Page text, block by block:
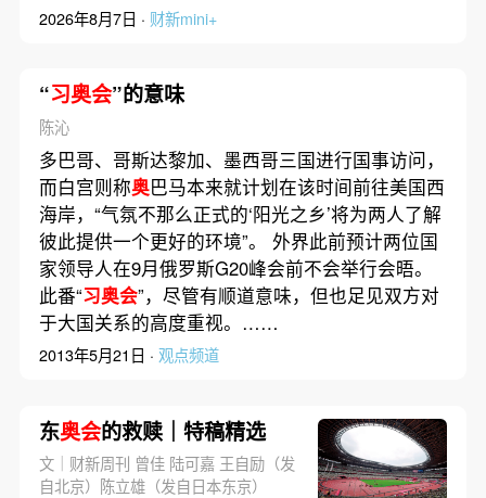
2026年8月7日 · 财新mini+
“习奥会”的意味
陈沁
多巴哥、哥斯达黎加、墨西哥三国进行国事访问，
而白宫则称奥巴马本来就计划在该时间前往美国西
海岸，“气氛不那么正式的‘阳光之乡’将为两人了解
彼此提供一个更好的环境”。 外界此前预计两位国
家领导人在9月俄罗斯G20峰会前不会举行会晤。
此番“习奥会”，尽管有顺道意味，但也足见双方对
于大国关系的高度重视。……
2013年5月21日 · 观点频道
东奥会的救赎｜特稿精选
文｜财新周刊 曾佳 陆可嘉 王自励（发
自北京）陈立雄（发自日本东京）